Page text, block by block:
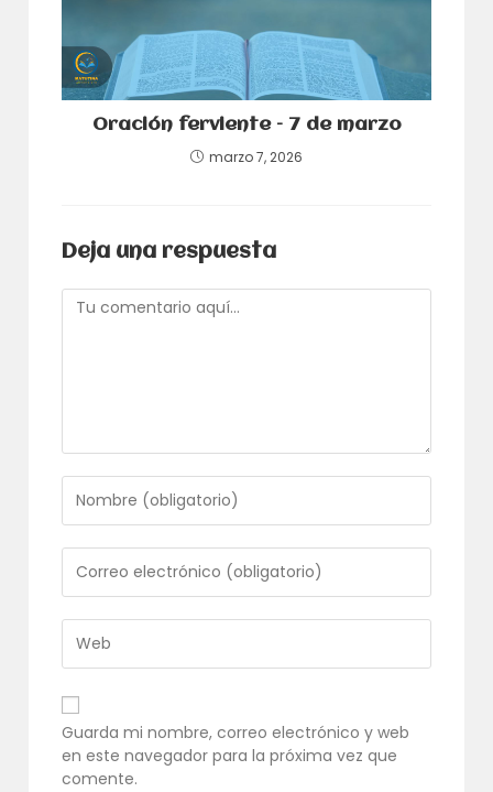
Oración ferviente – 7 de marzo
marzo 7, 2026
Deja una respuesta
Comentario
tu
nombre
o
nombre
de
usuario
para
comentar
tu
dirección
de
correo
electrónico
para
comentar
URL
de
tu
web
(opcional)
Guarda mi nombre, correo electrónico y web
en este navegador para la próxima vez que
comente.